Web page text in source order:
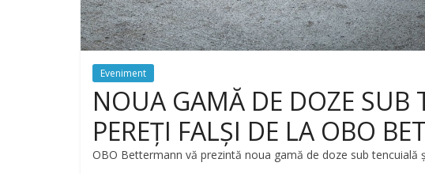
Eveniment
NOUA GAMĂ DE DOZE SUB
PEREȚI FALȘI DE LA OBO
OBO Bettermann vă prezintă noua gamă de doze sub